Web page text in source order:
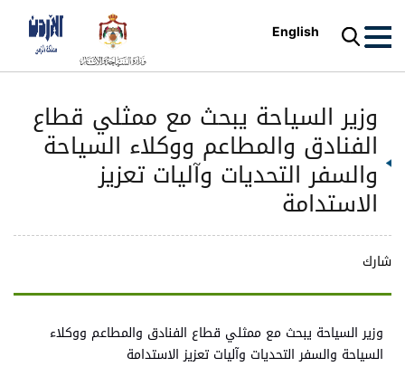
English
وزير السياحة يبحث مع ممثلي قطاع
الفنادق والمطاعم ووكلاء السياحة
والسفر التحديات وآليات تعزيز
الاستدامة
شارك
وزير السياحة يبحث مع ممثلي قطاع الفنادق والمطاعم ووكلاء
السياحة والسفر التحديات وآليات تعزيز الاستدامة